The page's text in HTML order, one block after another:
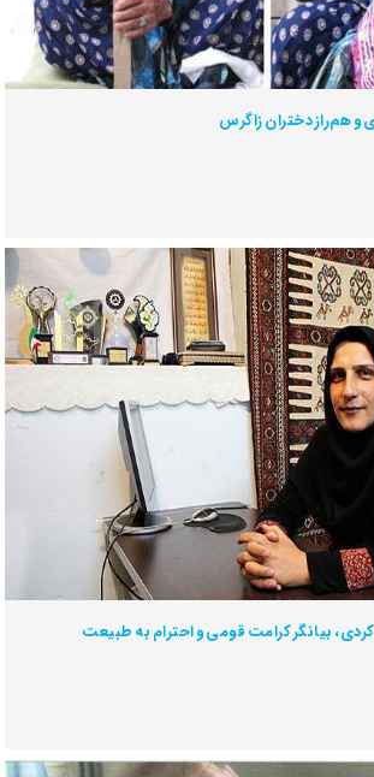
و هم‌راز دختران زاگرس
بیانگر کرامت قومی و احترام به طبیعت